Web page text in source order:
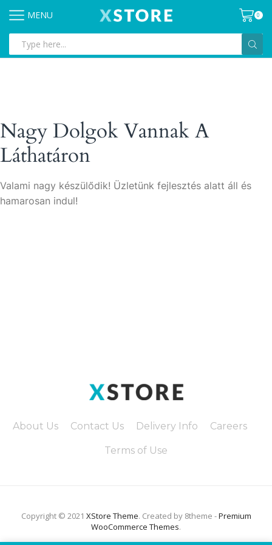
MENU 0
input
Nagy Dolgok Vannak A
Láthatáron
Valami nagy készülődik! Üzletünk fejlesztés alatt áll és
hamarosan indul!
About Us Contact Us Delivery Info Careers
Terms of Use
Copyright © 2021 XStore Theme. Created by 8theme -Premium
WooCommerce Themes.